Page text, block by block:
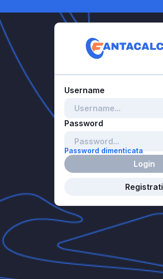
Password dimenticata
Login
Registrati